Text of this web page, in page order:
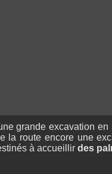
grande excavation
la route encore une
à accueillir des